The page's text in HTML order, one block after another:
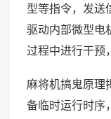
型等指令，发送
驱动内部微型电
过程中进行干预
麻将机搞鬼原理
备临时运行时序